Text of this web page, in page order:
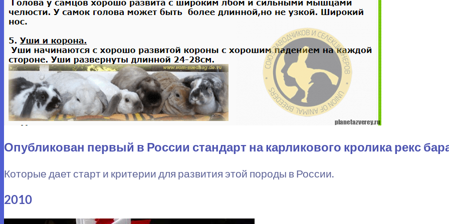
Опубликован первый в России стандарт на карликового кролика рекс
Которые дает старт и критерии для развития этой породы в России.
2010